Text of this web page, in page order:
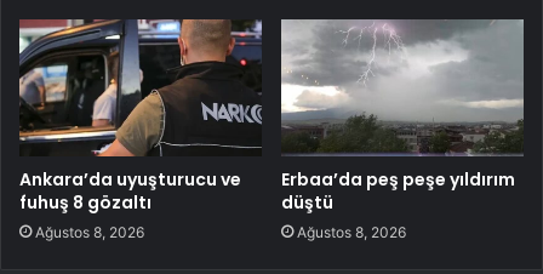
Ankara’da uyuşturucu ve
fuhuş 8 gözaltı
Ağustos 8, 2026
Erbaa’da peş peşe yıldırım
düştü
Ağustos 8, 2026